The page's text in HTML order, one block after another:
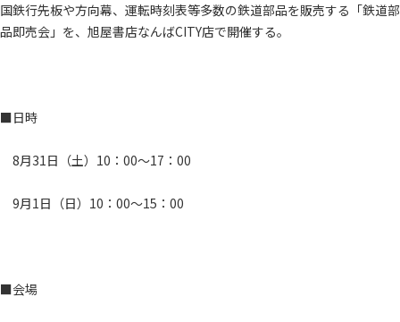
国鉄行先板や方向幕、運転時刻表等多数の鉄道部品を販売する「鉄道部
品即売会」を、旭屋書店なんばCITY店で開催する。
■日時
8月31日（土）10：00～17：00
9月1日（日）10：00～15：00
■会場